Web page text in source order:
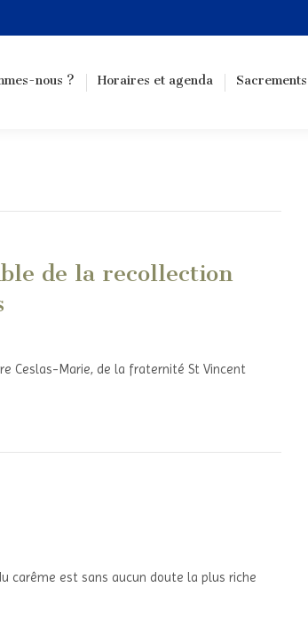
nous ? Horaires et agenda Sacrements
de la recollection
Ceslas-Marie, de la fraternité St Vincent
carême est sans aucun doute la plus riche